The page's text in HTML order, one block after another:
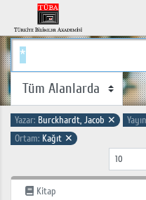
Yazar: Burckhardt, Jacob ✕
Ortam: Kağıt ✕
Kitap